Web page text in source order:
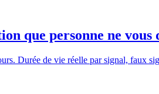
que personne ne vous
Durée de vie réelle par signal, faux